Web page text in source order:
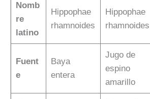
Nomb
re
latino
Hippophae
rhamnoides
Hippophae
rhamnoides
Fuent
e
Baya
entera
Jugo de
espino
amarillo